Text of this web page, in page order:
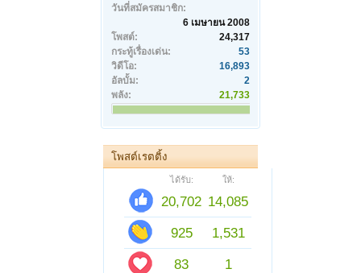
วันที่สมัครสมาชิก:
6 เมษายน 2008
โพสต์:
24,317
กระทู้เรื่องเด่น:
53
วิดีโอ:
16,893
อัลบั้ม:
2
พลัง:
21,733
โพสต์เรตติ้ง
ได้รับ: ให้:
20,702 14,085
925
1,531
83
1